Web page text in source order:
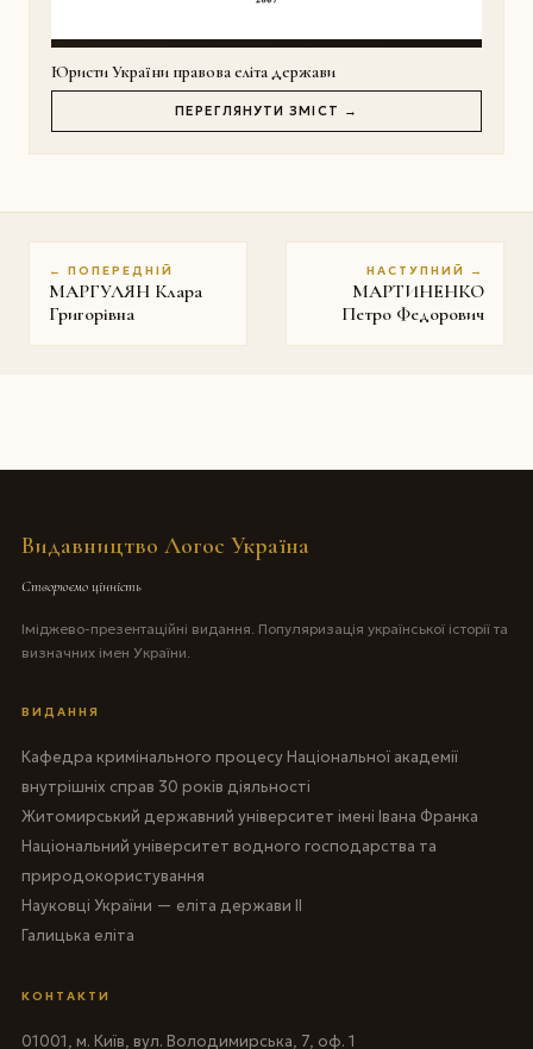
Юристи України правова еліта держави
ПЕРЕГЛЯНУТИ ЗМІСТ →
← ПОПЕРЕДНІЙ
МАРГУЛЯН Клара
Григорівна
НАСТУПНИЙ →
МАРТИНЕНКО
Петро Федорович
Видавництво Логос Україна
Створюємо цінність
Іміджево-презентаційні видання. Популяризація української історії та
визначних імен України.
ВИДАННЯ
Кафедра кримінального процесу Національної академії
внутрішніх справ 30 років діяльності
Житомирський державний університет імені Івана Франка
Національний університет водного господарства та
природокористування
Науковці України — еліта держави II
Галицька еліта
КОНТАКТИ
01001, м. Київ, вул. Володимирська, 7, оф. 1